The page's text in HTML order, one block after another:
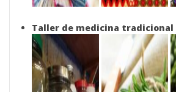
Taller de medicina tradicional